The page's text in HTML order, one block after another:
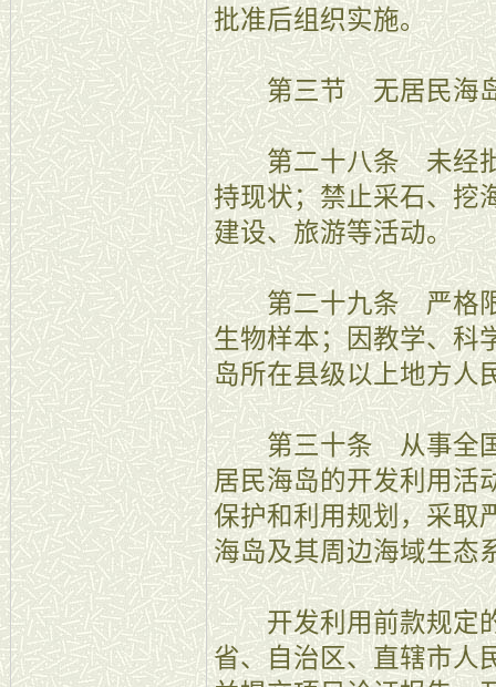
批准后组织实施。
第三节 无居民海岛
第二十八条 未经批
持现状；禁止采石、挖
建设、旅游等活动。
第二十九条 严格限
生物样本；因教学、科
岛所在县级以上地方人
第三十条 从事全国
居民海岛的开发利用活
保护和利用规划，采取
海岛及其周边海域生态
开发利用前款规定的
省、自治区、直辖市人